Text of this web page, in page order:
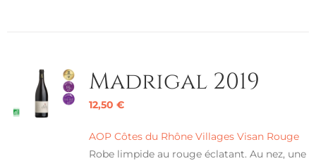
Madrigal 2019
12,50 €
AOP Côtes du Rhône Villages Visan Rouge
Robe limpide au rouge éclatant. Au nez, une